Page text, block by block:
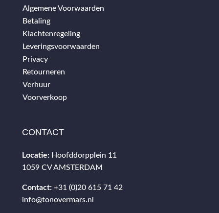
Algemene Voorwaarden
Betaling
Klachtenregeling
Leveringsvoorwaarden
Privacy
Retourneren
Verhuur
Voorverkoop
CONTACT
Locatie: Hoofddorpplein 11
1059 CV AMSTERDAM
Contact: +31 (0)20 615 71 42
info@tonovermars.nl